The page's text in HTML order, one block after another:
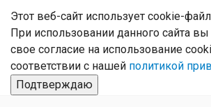
Этот веб-сайт использует cookie-
При использовании данного сайта
свое согласие на использование
соответствии с нашей политикой
Подтверждаю